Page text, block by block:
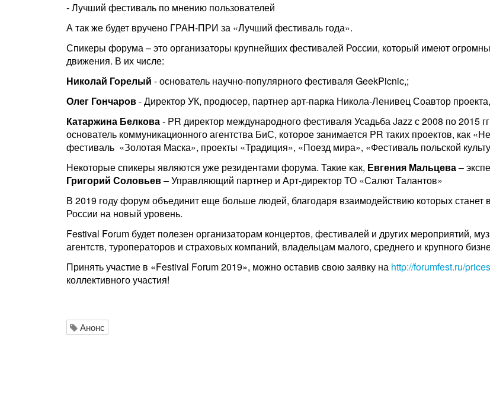
- Лучший фестиваль по мнению пользователей
А так же будет вручено ГРАН-ПРИ за «Лучший фестиваль года».
Спикеры форума – это организаторы крупнейших фестивалей России, который имеют
движения. В их числе:
Николай Горелый - основатель научно-популярного фестиваля GeekPicnic,;
Олег Гончаров- Директор УК, продюсер, партнер арт-парка Никола-Ленивец Соавтор
Катаржина Белкова- PR директор международного фестиваля Усадьба Jazz с 2008 по 2015
основатель коммуникационного агентства БиС, которое занимается PR таких проектов, как
фестиваль «Золотая Маска», проекты «Традиция», «Поезд мира», «Фестиваль польской
Некоторые спикеры являются уже резидентами форума. Такие как, Евгения Мальцева–
Григорий Соловьев– Управляющий партнер и Арт-директор ТО «Салют Талантов»
В 2019 году форум объединит еще больше людей, благодаря взаимодействию которых
России на новый уровень.
Festival Forum будет полезен организаторам концертов, фестивалей и других мероприятий,
агентств, туроператоров и страховых компаний, владельцам малого, среднего и крупного
Принять участие в «Festival Forum 2019», можно оставив свою заявку на http://forumfest.ru/prices
коллективного участия!
Анонс